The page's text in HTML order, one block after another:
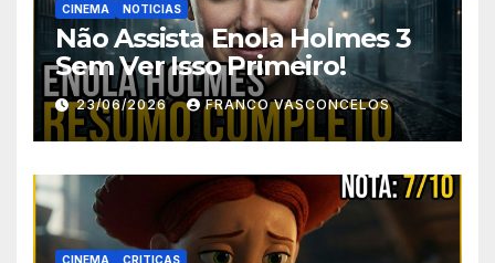
CINEMA NOTICIAS
Não Assista Enola Holmes 3
Sem Ver Isso Primeiro!
23/06/2026 FRANCO VASCONCELOS
CINEMA CRITICAS